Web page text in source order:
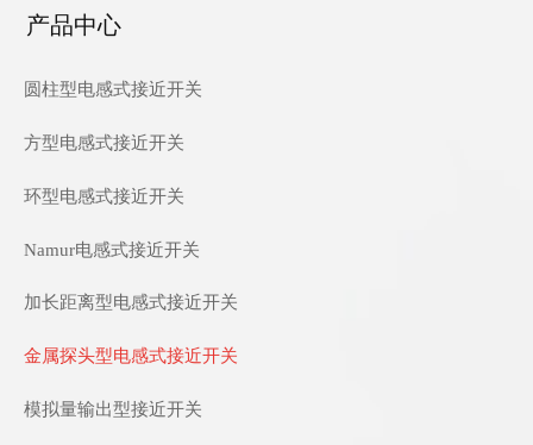
产品中心
圆柱型电感式接近开关
方型电感式接近开关
环型电感式接近开关
Namur电感式接近开关
加长距离型电感式接近开关
金属探头型电感式接近开关
模拟量输出型接近开关